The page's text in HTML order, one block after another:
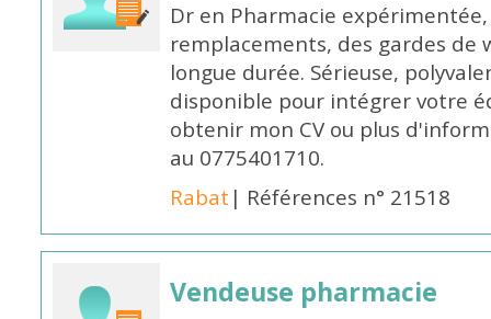
Dr en Pharmacie
remplacements, des gardes de
longue durée. Sérieuse,
disponible pour intégrer votre
obtenir mon CV ou plus
au 0775401710.
Rabat | Références n° 21518
Vendeuse pharmacie